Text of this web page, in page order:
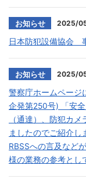
2025/
お知らせ
日本防犯設備協会
2025/
お知らせ
警察庁ホームページ
企発第250号) 「安
（通達）、防犯カ
ましたのでご紹介し
RBSSへの言及など
様の業務の参考とし